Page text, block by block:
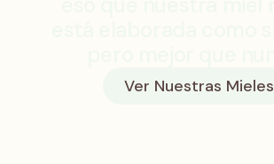
Ver Nuestras Mieles